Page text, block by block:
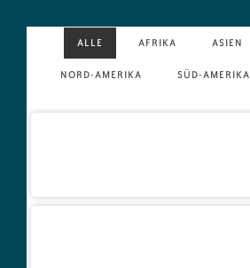
ALLE AFRIKA ASIEN
NORD-AMERIKA SÜD-AMERIKA